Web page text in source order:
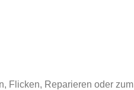
Flicken, Reparieren oder zum